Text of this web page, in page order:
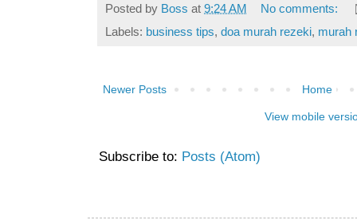
Posted by Boss at 9:24 AM
No comments:
Labels: business tips, doa murah rezeki, murah
Newer Posts Home
View mobile
Subscribe to: Posts (Atom)